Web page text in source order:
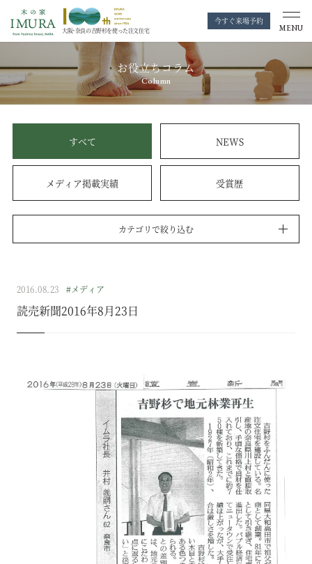
大阪・奈良の吉野杉を使った注文住宅
今すぐ来場予約
MENU
お役立ちコラム
Column
すべて NEWS
メディア掲載実績 受賞歴
カテゴリで絞り込む
2016.08.23 #メディア
読売新聞2016年8月23日